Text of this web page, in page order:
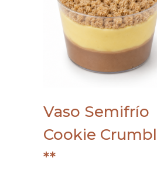
Vaso Semifrío
Cookie
**